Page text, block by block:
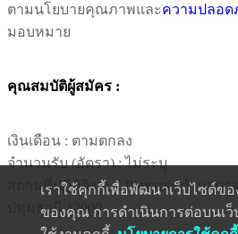
ตามนโยบายคุณภาพและความปลอด
มอบหมาย
คุณสมบัติผู้สมัคร :
เงินเดือน : ตามตกลง
จำนวนรับ (อัตรา) : ไม่ระบุ
สถานที่ปฏิบัติงาน : Pimrypie ตำบลบ
ปทุมธานี 12000
เราใช้คุกกี้เพื่อพัฒนาเว็บไซต์ข
ของคุณ การดำเนินการต่อบนเ